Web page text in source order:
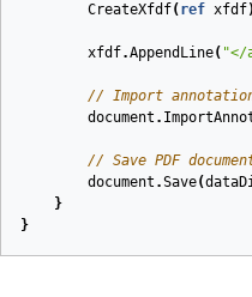
CreateXfdf( ref xfdf
xfdf.AppendLine( "</
// Import
document .
// Save PDF
document .Save(
}
}